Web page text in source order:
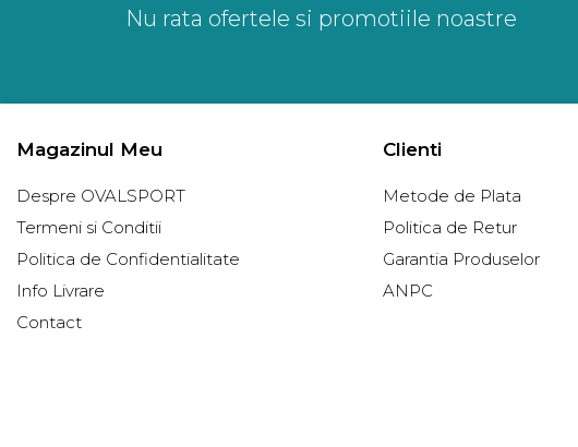
Nu rata ofertele si promotiile noastre
Magazinul Meu
Despre OVALSPORT
Termeni si Conditii
Politica de Confidentialitate
Info Livrare
Contact
Clienti
Metode de Plata
Politica de Retur
Garantia Produselor
ANPC